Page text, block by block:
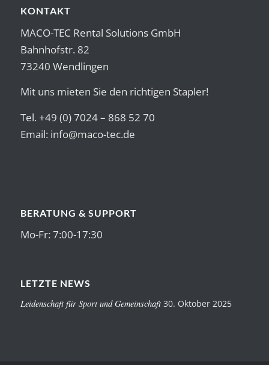
KONTAKT
MACO-TEC Rental Solutions GmbH
Bahnhofstr. 82
73240 Wendlingen
Mit uns mieten Sie den richtigen Stapler!
Tel. +49 (0) 7024 – 868 52 70
Email: info@maco-tec.de
BERATUNG & SUPPORT
Mo-Fr: 7:00-17:30
LETZTE NEWS
Leidenschaft für Sport und Gemeinschaft 30. Oktober 2025